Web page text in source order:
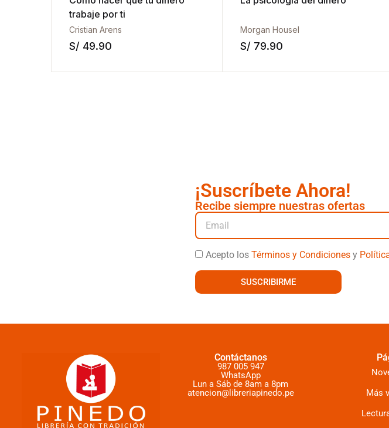
trabaje por ti
Cristian Arens
S/ 49.90 Añadir a la lista de deseos
Morgan Housel
S/ 79.90
¡Suscríbete Ahora!
Recibe siempre nuestras ofertas
Acepto los Términos y Condicionesy
SUSCRIBIRME
Contáctanos
987 005 947
WhatsApp
Lun a Sáb de 8am a 8pm
atencion@libreriapinedo.pe
Más